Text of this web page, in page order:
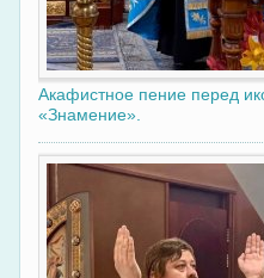
Акафистное пение перед
«Знамение».